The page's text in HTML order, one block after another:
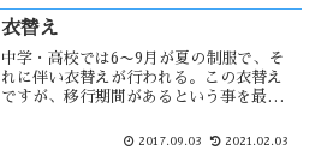
きないか・・・
衣替え
中学・高校では6〜9月が夏の制服で、そ
れに伴い衣替えが行われる。この衣替え
ですが、移行期間があるという事を最近
必ず新聞に載るのが北高の制服でした。
2017.09.03 2021.02.03